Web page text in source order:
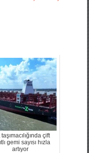
çift
gemi sayısı hızla
artıyor